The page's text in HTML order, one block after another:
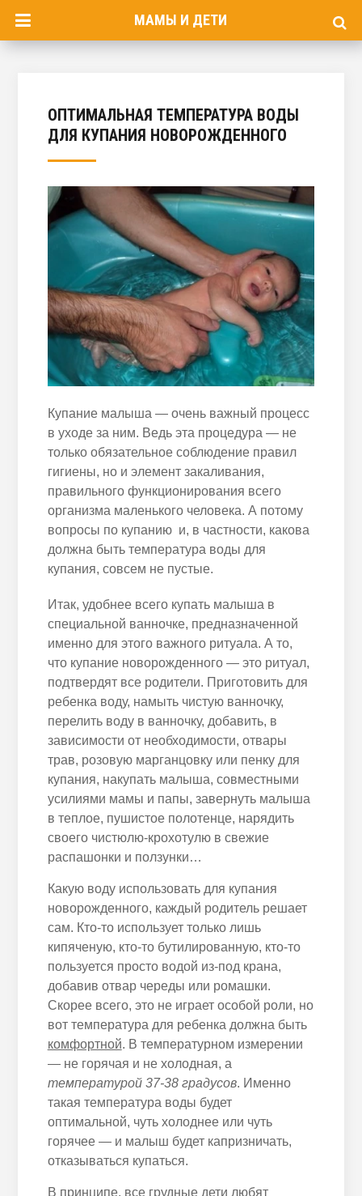
МАМЫ И ДЕТИ
ОПТИМАЛЬНАЯ ТЕМПЕРАТУРА ВОДЫ
ДЛЯ КУПАНИЯ НОВОРОЖДЕННОГО
Купание малыша — очень важный процесс
в уходе за ним. Ведь эта процедура — не
только обязательное соблюдение правил
гигиены, но и элемент закаливания,
правильного функционирования всего
организма маленького человека. А потому
вопросы по купанию и, в частности, какова
должна быть температура воды для
купания, совсем не пустые.
Итак, удобнее всего купать малыша в
специальной ванночке, предназначенной
именно для этого важного ритуала. А то,
что купание новорожденного — это ритуал,
подтвердят все родители. Приготовить для
ребенка воду, намыть чистую ванночку,
перелить воду в ванночку, добавить, в
зависимости от необходимости, отвары
трав, розовую марганцовку или пенку для
купания, накупать малыша, совместными
усилиями мамы и папы, завернуть малыша
в теплое, пушистое полотенце, нарядить
своего чистюлю-крохотулю в свежие
распашонки и ползунки…
Какую воду использовать для купания
новорожденного, каждый родитель решает
сам. Кто-то использует только лишь
кипяченую, кто-то бутилированную, кто-то
пользуется просто водой из-под крана,
добавив отвар череды или ромашки.
Скорее всего, это не играет особой роли, но
вот температура для ребенка должна быть
комфортной. В температурном измерении
— не горячая и не холодная, а
температурой 37-38 градусов. Именно
такая температура воды будет
оптимальной, чуть холоднее или чуть
горячее — и малыш будет капризничать,
отказываться купаться.
В принципе, все грудные дети любят